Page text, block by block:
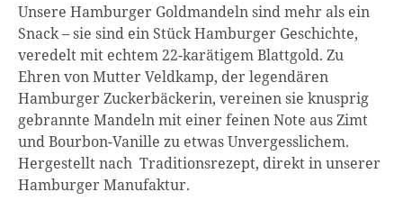
Unsere Hamburger Goldmandeln sind mehr als ein
Snack – sie sind ein Stück Hamburger Geschichte,
veredelt mit echtem 22-karätigem Blattgold. Zu
Ehren von Mutter Veldkamp, der legendären
Hamburger Zuckerbäckerin, vereinen sie knusprig
gebrannte Mandeln mit einer feinen Note aus Zimt
und Bourbon-Vanille zu etwas Unvergesslichem.
Hergestellt nach Traditionsrezept, direkt in unserer
Hamburger Manufaktur.